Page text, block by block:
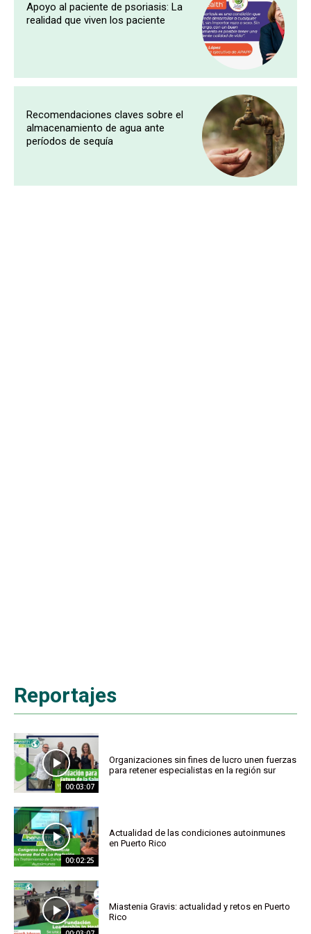
Apoyo al paciente de psoriasis: La
realidad que viven los paciente
Recomendaciones claves sobre el
almacenamiento de agua ante
períodos de sequía
Reportajes
00:03:07
Organizaciones sin fines de lucro unen fuerzas
para retener especialistas en la región sur
00:02:25
Actualidad de las condiciones autoinmunes
en Puerto Rico
Miastenia Gravis: actualidad y retos en Puerto
Rico